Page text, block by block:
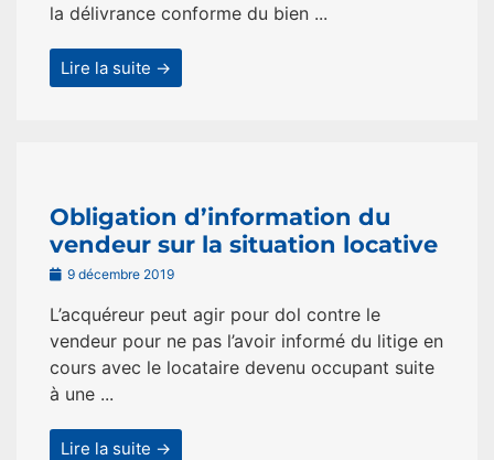
la délivrance conforme du bien ...
Lire la suite →
Obligation d’information du
vendeur sur la situation locative
9 décembre 2019
L’acquéreur peut agir pour dol contre le
vendeur pour ne pas l’avoir informé du litige en
cours avec le locataire devenu occupant suite
à une ...
Lire la suite →